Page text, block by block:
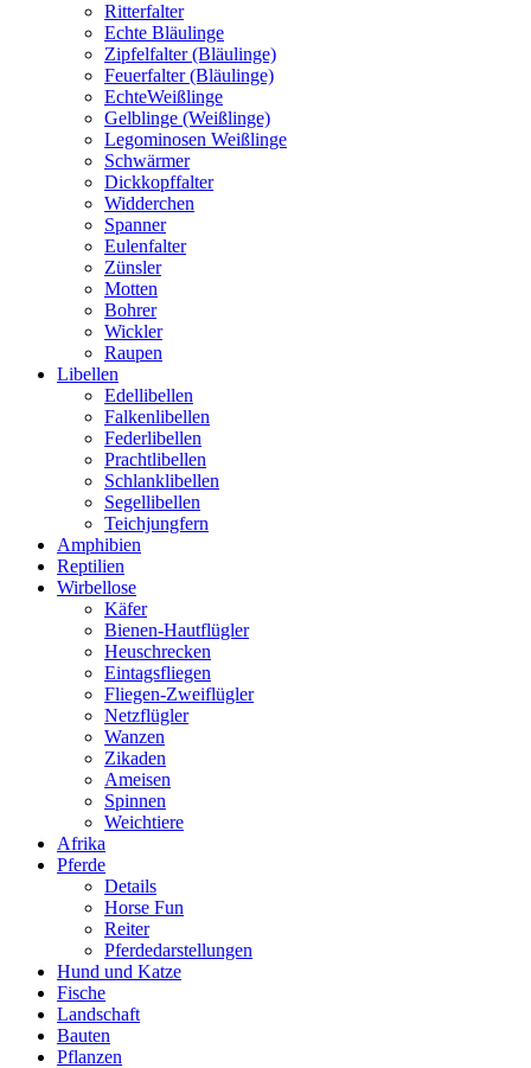
Ritterfalter
Echte Bläulinge
Zipfelfalter (Bläulinge)
Feuerfalter (Bläulinge)
EchteWeißlinge
Gelblinge (Weißlinge)
Legominosen Weißlinge
Schwärmer
Dickkopffalter
Widderchen
Spanner
Eulenfalter
Zünsler
Motten
Bohrer
Wickler
Raupen
Libellen
Edellibellen
Falkenlibellen
Federlibellen
Prachtlibellen
Schlanklibellen
Segellibellen
Teichjungfern
Amphibien
Reptilien
Wirbellose
Käfer
Bienen-Hautflügler
Heuschrecken
Eintagsfliegen
Fliegen-Zweiflügler
Netzflügler
Wanzen
Zikaden
Ameisen
Spinnen
Weichtiere
Afrika
Pferde
Details
Horse Fun
Reiter
Pferdedarstellungen
Hund und Katze
Fische
Landschaft
Bauten
Pflanzen